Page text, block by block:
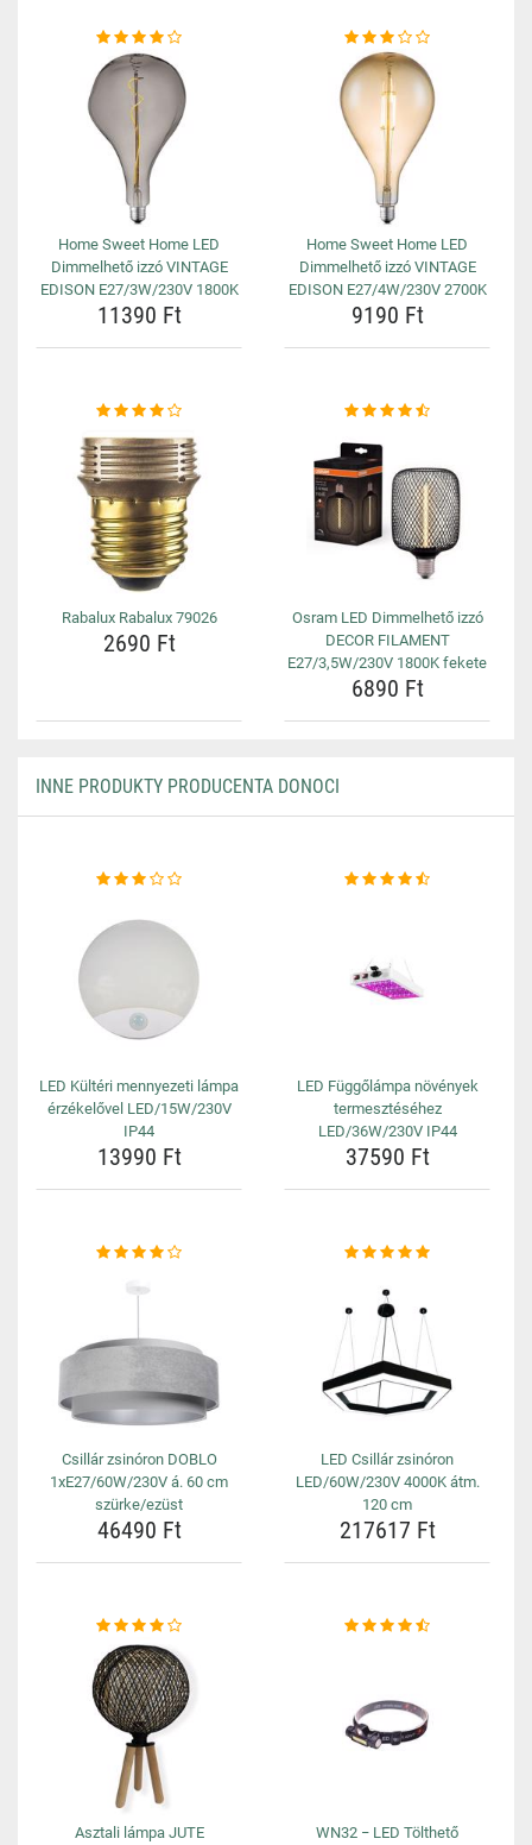
Home Sweet Home LED
Dimmelhető izzó VINTAGE
EDISON E27/3W/230V 1800K
11390 Ft
Home Sweet Home LED
Dimmelhető izzó VINTAGE
EDISON E27/4W/230V 2700K
9190 Ft
Rabalux Rabalux 79026
2690 Ft
Osram LED Dimmelhető izzó
DECOR FILAMENT
E27/3,5W/230V 1800K fekete
6890 Ft
INNE PRODUKTY PRODUCENTA DONOCI
LED Kültéri mennyezeti lámpa
érzékelővel LED/15W/230V
IP44
13990 Ft
LED Függőlámpa növények
termesztéséhez
LED/36W/230V IP44
37590 Ft
Csillár zsinóron DOBLO
1xE27/60W/230V á. 60 cm
szürke/ezüst
46490 Ft
LED Csillár zsinóron
LED/60W/230V 4000K átm.
120 cm
217617 Ft
Asztali lámpa JUTE
WN32 − LED Tölthető